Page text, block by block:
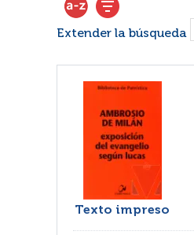
Extender la búsqueda
Texto impreso